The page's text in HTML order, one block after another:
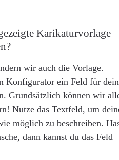
Karikaturvorlage
wir auch die Vorlage.
Konfigurator ein Feld für
Grundsätzlich können wir
Nutze das Textfeld, um
möglich zu beschreiben.
dann kannst du das Feld